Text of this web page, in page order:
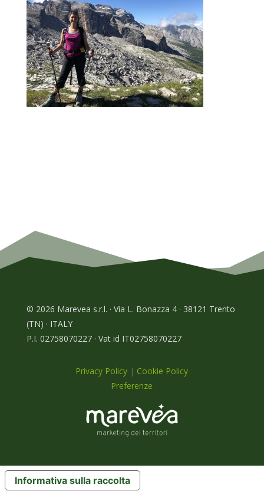
© 2026 Marevea s.r.l. · Via L. Bonazza 4 · 38121 Trento
(TN) · ITALY
P.I. 02758070227 · Vat id IT02758070227
Privacy Policy | Cookie Policy
Preferenze
Informativa sulla raccolta